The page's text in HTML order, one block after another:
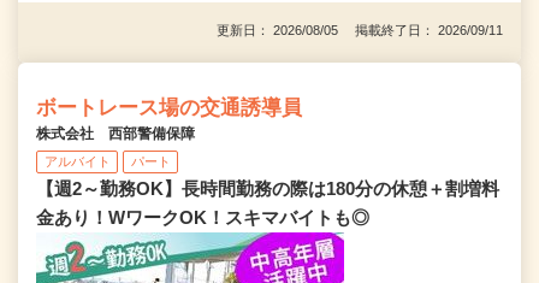
更新日： 2026/08/05 掲載終了日： 2026/09/11
ボートレース場の交通誘導員
株式会社 西部警備保障
アルバイト パート
【週2～勤務OK】長時間勤務の際は180分の休憩＋割増料
金あり！WワークOK！スキマバイトも◎